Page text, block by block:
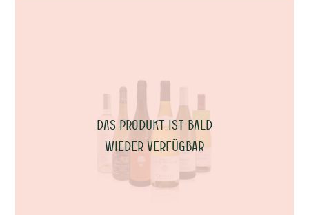
Das Produkt ist bald
wieder verfügbar